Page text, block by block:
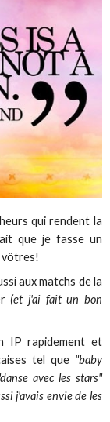
qui rendent la
que je fasse un
vôtres!
aux matchs de la
(et j'ai fait un bon
IP rapidement et
tel que "baby
avec les stars"
j'avais envie de les